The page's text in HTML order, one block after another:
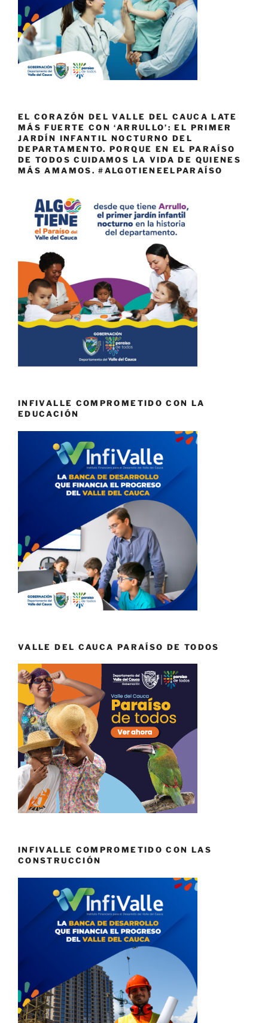
EL CORAZÓN DEL VALLE DEL CAUCA LATE
MÁS FUERTE CON ‘ARRULLO’: EL PRIMER
JARDÍN INFANTIL NOCTURNO DEL
DEPARTAMENTO. PORQUE EN EL PARAÍSO
DE TODOS CUIDAMOS LA VIDA DE QUIENES
MÁS AMAMOS. #ALGOTIENEELPARAÍSO
INFIVALLE COMPROMETIDO CON LA
EDUCACIÓN
VALLE DEL CAUCA PARAÍSO DE TODOS
INFIVALLE COMPROMETIDO CON LAS
CONSTRUCCIÓN